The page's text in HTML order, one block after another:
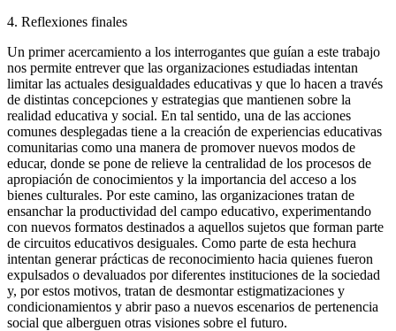
4. Reflexiones finales
Un primer acercamiento a los interrogantes que guían a este trabajo
nos permite entrever que las organizaciones estudiadas intentan
limitar las actuales desigualdades educativas y que lo hacen a través
de distintas concepciones y estrategias que mantienen sobre la
realidad educativa y social. En tal sentido, una de las acciones
comunes desplegadas tiene a la creación de experiencias educativas
comunitarias como una manera de promover nuevos modos de
educar, donde se pone de relieve la centralidad de los procesos de
apropiación de conocimientos y la importancia del acceso a los
bienes culturales. Por este camino, las organizaciones tratan de
ensanchar la productividad del campo educativo, experimentando
con nuevos formatos destinados a aquellos sujetos que forman parte
de circuitos educativos desiguales. Como parte de esta hechura
intentan generar prácticas de reconocimiento hacia quienes fueron
expulsados o devaluados por diferentes instituciones de la sociedad
y, por estos motivos, tratan de desmontar estigmatizaciones y
condicionamientos y abrir paso a nuevos escenarios de pertenencia
social que alberguen otras visiones sobre el futuro.